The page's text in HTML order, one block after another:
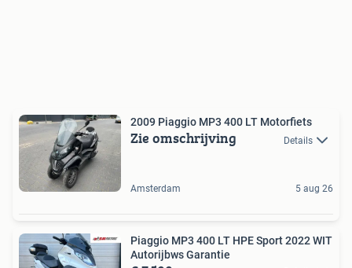
2009 Piaggio MP3 400 LT Motorfiets
Zie omschrijving Details
Amsterdam 5 aug 26
Piaggio MP3 400 LT HPE Sport 2022 WIT
Autorijbws Garantie